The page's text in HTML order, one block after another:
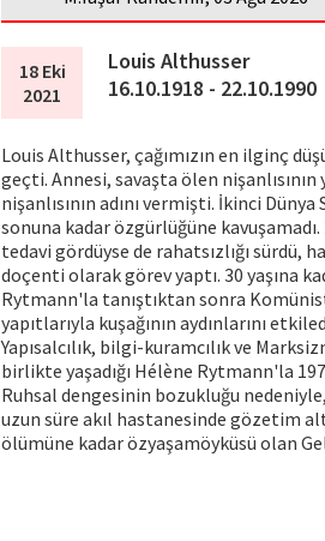
18 Eki
2021
Louis Althusser
16.10.1918 - 22.10.1990
Louis Althusser, çağımızın en ilginç
geçti. Annesi, savaşta ölen
nişanlısının adını vermişti. İkinci
sonuna kadar özgürlüğüne
tedavi gördüyse de rahatsızlığı
doçenti olarak görev yaptı. 30 yaşına
Rytmann'la tanıştıktan sonra
yapıtlarıyla kuşağının aydınlarını
Yapısalcılık, bilgi-kuramcılık ve
birlikte yaşadığı Hélène Rytmann'la
Ruhsal dengesinin bozukluğu
uzun süre akıl hastanesinde gözetim
ölümüne kadar özyaşamöyküsü olan